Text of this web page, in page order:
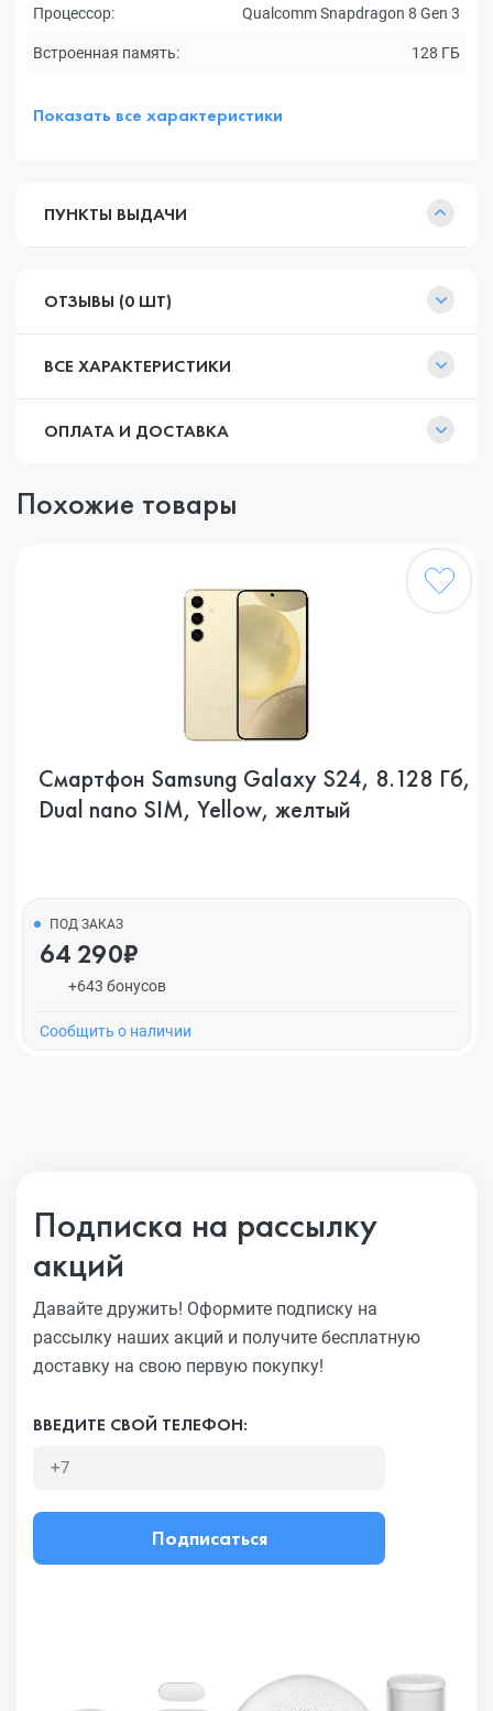
Процессор: Qualcomm Snapdragon 8 Gen 3
Встроенная память: 128 ГБ
Показать все характеристики
ПУНКТЫ ВЫДАЧИ
ОТЗЫВЫ (0 ШТ)
ВСЕ ХАРАКТЕРИСТИКИ
ОПЛАТА И ДОСТАВКА
Похожие товары
Смартфон Samsung Galaxy S24, 8.128 Гб,
Dual nano SIM, Yellow, желтый
ПОД ЗАКАЗ
64 290₽
+643 бонусов
Cообщить о наличии
Подписка на рассылку
акций
Давайте дружить! Оформите подписку на
рассылку наших акций и получите бесплатную
доставку на свою первую покупку!
ВВЕДИТЕ СВОЙ ТЕЛЕФОН:
Подписаться